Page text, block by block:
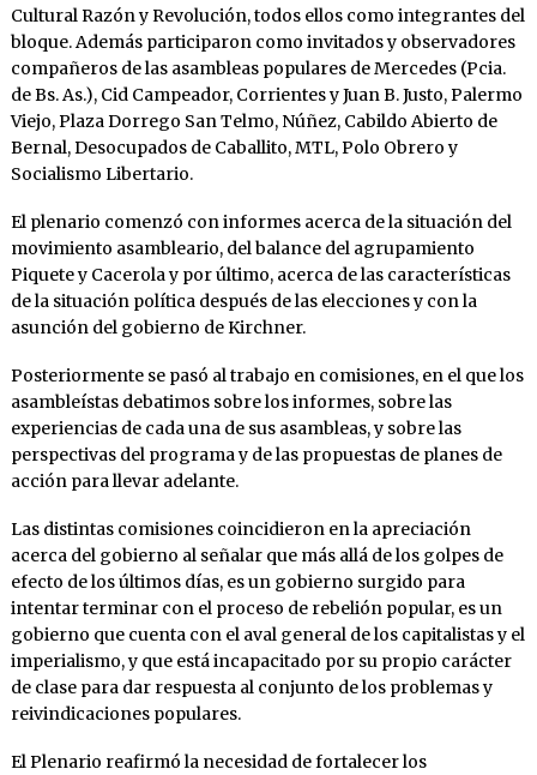
Cultural Razón y Revolución, todos ellos como integrantes del
bloque. Además participaron como invitados y observadores
compañeros de las asambleas populares de Mercedes (Pcia.
de Bs. As.), Cid Campeador, Corrientes y Juan B. Justo, Palermo
Viejo, Plaza Dorrego San Telmo, Núñez, Cabildo Abierto de
Bernal, Desocupados de Caballito, MTL, Polo Obrero y
Socialismo Libertario.
El plenario comenzó con informes acerca de la situación del
movimiento asambleario, del balance del agrupamiento
Piquete y Cacerola y por último, acerca de las características
de la situación política después de las elecciones y con la
asunción del gobierno de Kirchner.
Posteriormente se pasó al trabajo en comisiones, en el que los
asambleístas debatimos sobre los informes, sobre las
experiencias de cada una de sus asambleas, y sobre las
perspectivas del programa y de las propuestas de planes de
acción para llevar adelante.
Las distintas comisiones coincidieron en la apreciación
acerca del gobierno al señalar que más allá de los golpes de
efecto de los últimos días, es un gobierno surgido para
intentar terminar con el proceso de rebelión popular, es un
gobierno que cuenta con el aval general de los capitalistas y el
imperialismo, y que está incapacitado por su propio carácter
de clase para dar respuesta al conjunto de los problemas y
reivindicaciones populares.
El Plenario reafirmó la necesidad de fortalecer los